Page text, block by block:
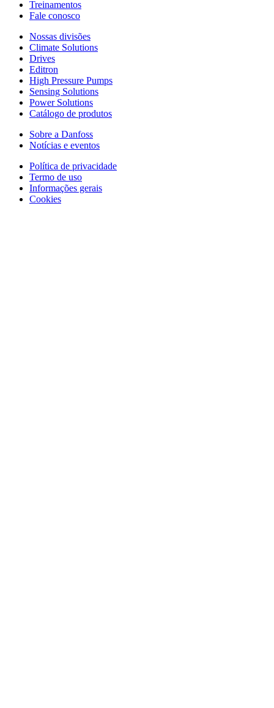
Treinamentos
Fale conosco
Nossas divisões
Climate Solutions
Drives
Editron
High Pressure Pumps
Sensing Solutions
Power Solutions
Catálogo de produtos
Sobre a Danfoss
Notícias e eventos
Política de privacidade
Termo de uso
Informações gerais
Cookies